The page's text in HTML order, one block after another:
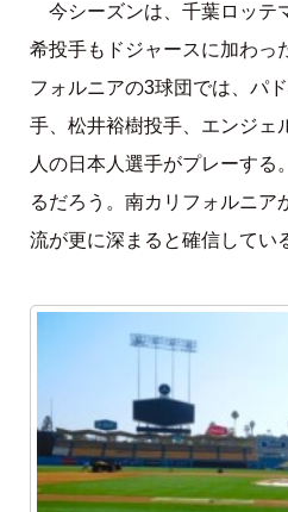
今シーズンは、千葉ロッテ
希投手もドジャースに加わっ
フォルニアの3球団では、パ
手、松井裕樹投手、エンジェ
人の日本人選手がプレーする
るだろう。南カリフォルニア
流が更に深まると確信してい